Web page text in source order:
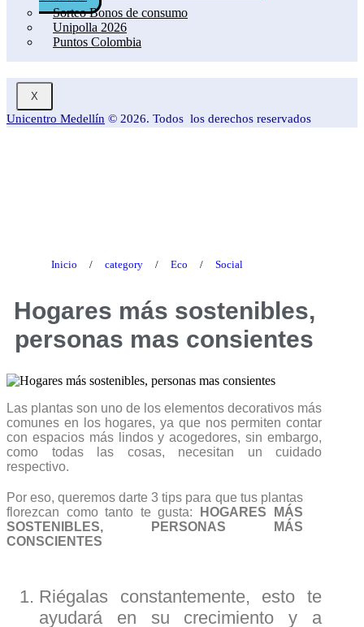
Sorteo Bonos de consumo
Unipolla 2026
Puntos Colombia
X
Unicentro Medellín © 2026. Todos los derechos reservados
Inicio / category / Eco / Social
Hogares más sostenibles,
personas mas consientes
Las plantas son uno de los elementos decorativos más
comunes en los hogares, ya que nos permiten contar
con espacios más lindos y acogedores, sin embargo,
como todas las cosas, necesitan un cuidado
respectivo.
Por eso, queremos darte 3 tips para que tus plantas
florezcan como tanto te gusta:
HOGARES MÁS
SOSTENIBLES, PERSONAS MÁS
CONSCIENTES
Riégalas constantemente, esto te
ayudará en su crecimiento y a